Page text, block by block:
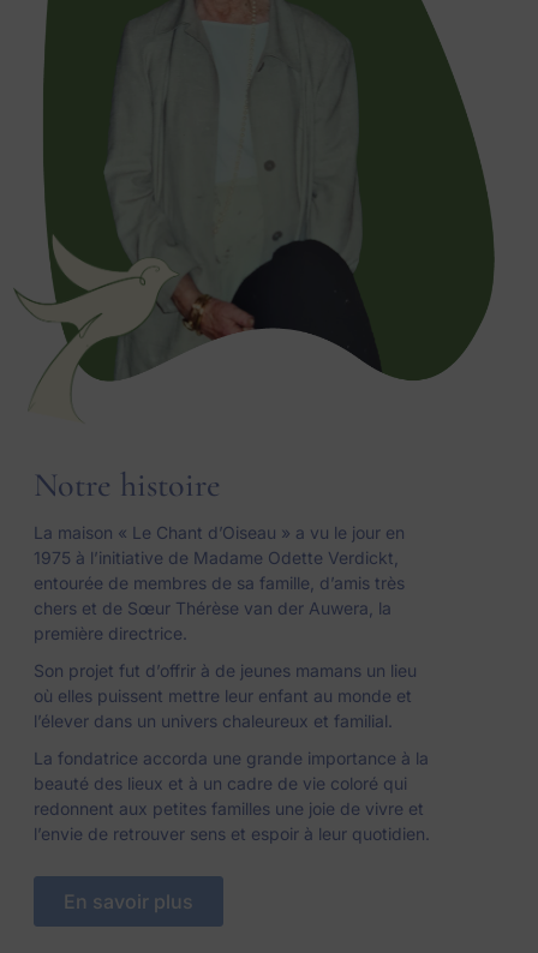
Notre histoire
La maison « Le Chant d’Oiseau » a vu le jour en
1975 à l’initiative de Madame Odette Verdickt,
entourée de membres de sa famille, d’amis très
chers et de Sœur Thérèse van der Auwera, la
première directrice.
Son projet fut d’offrir à de jeunes mamans un lieu
où elles puissent mettre leur enfant au monde et
l’élever dans un univers chaleureux et familial.
La fondatrice accorda une grande importance à la
beauté des lieux et à un cadre de vie coloré qui
redonnent aux petites familles une joie de vivre et
l’envie de retrouver sens et espoir à leur quotidien.
En savoir plus